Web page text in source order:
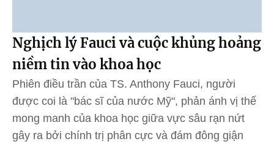
Nghịch lý Fauci và cuộc khủng hoảng
niềm tin vào khoa học
Phiên điều trần của TS. Anthony Fauci, người
được coi là "bác sĩ của nước Mỹ", phản ánh vị thế
mong manh của khoa học giữa vực sâu rạn nứt
gây ra bởi chính trị phân cực và đám đông giận